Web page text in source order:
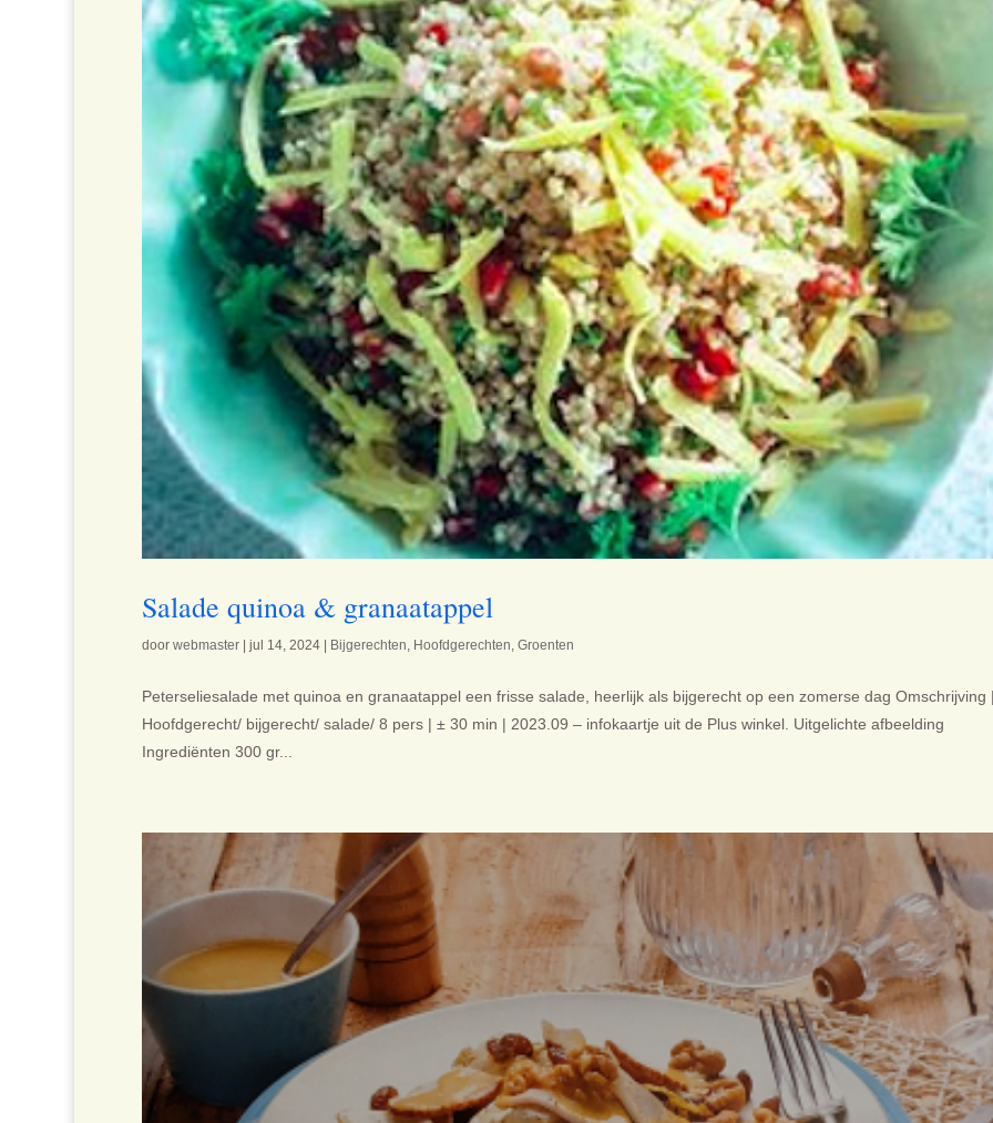
Salade quinoa & granaatappel
door webmaster| jul 14, 2024| Bijgerechten, Hoofdgerechten, Groenten
Peterseliesalade met quinoa en granaatappel een frisse salade, heerlijk als bijgerecht op een zomerse dag Omschrijving
Hoofdgerecht/ bijgerecht/ salade/ 8 pers | ± 30 min | 2023.09 – infokaartje uit de Plus winkel. Uitgelichte afbeelding
Ingrediënten 300 gr...